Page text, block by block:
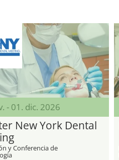
- 01. dic. 2026
New York Dental
y Conferencia de